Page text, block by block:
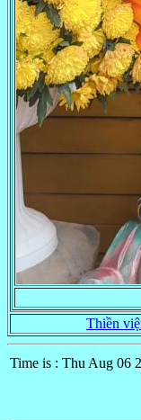
Thiền
Time is : Thu Aug 06